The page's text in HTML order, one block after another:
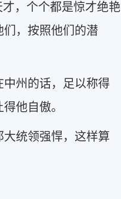
，个个都是惊才绝艳
，按照他们的潜
州的话，足以称得
他自傲。
统领强悍，这样算